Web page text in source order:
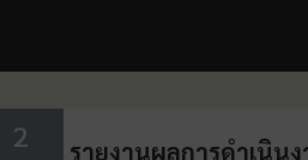
2 รายงานผลการดำเนิน